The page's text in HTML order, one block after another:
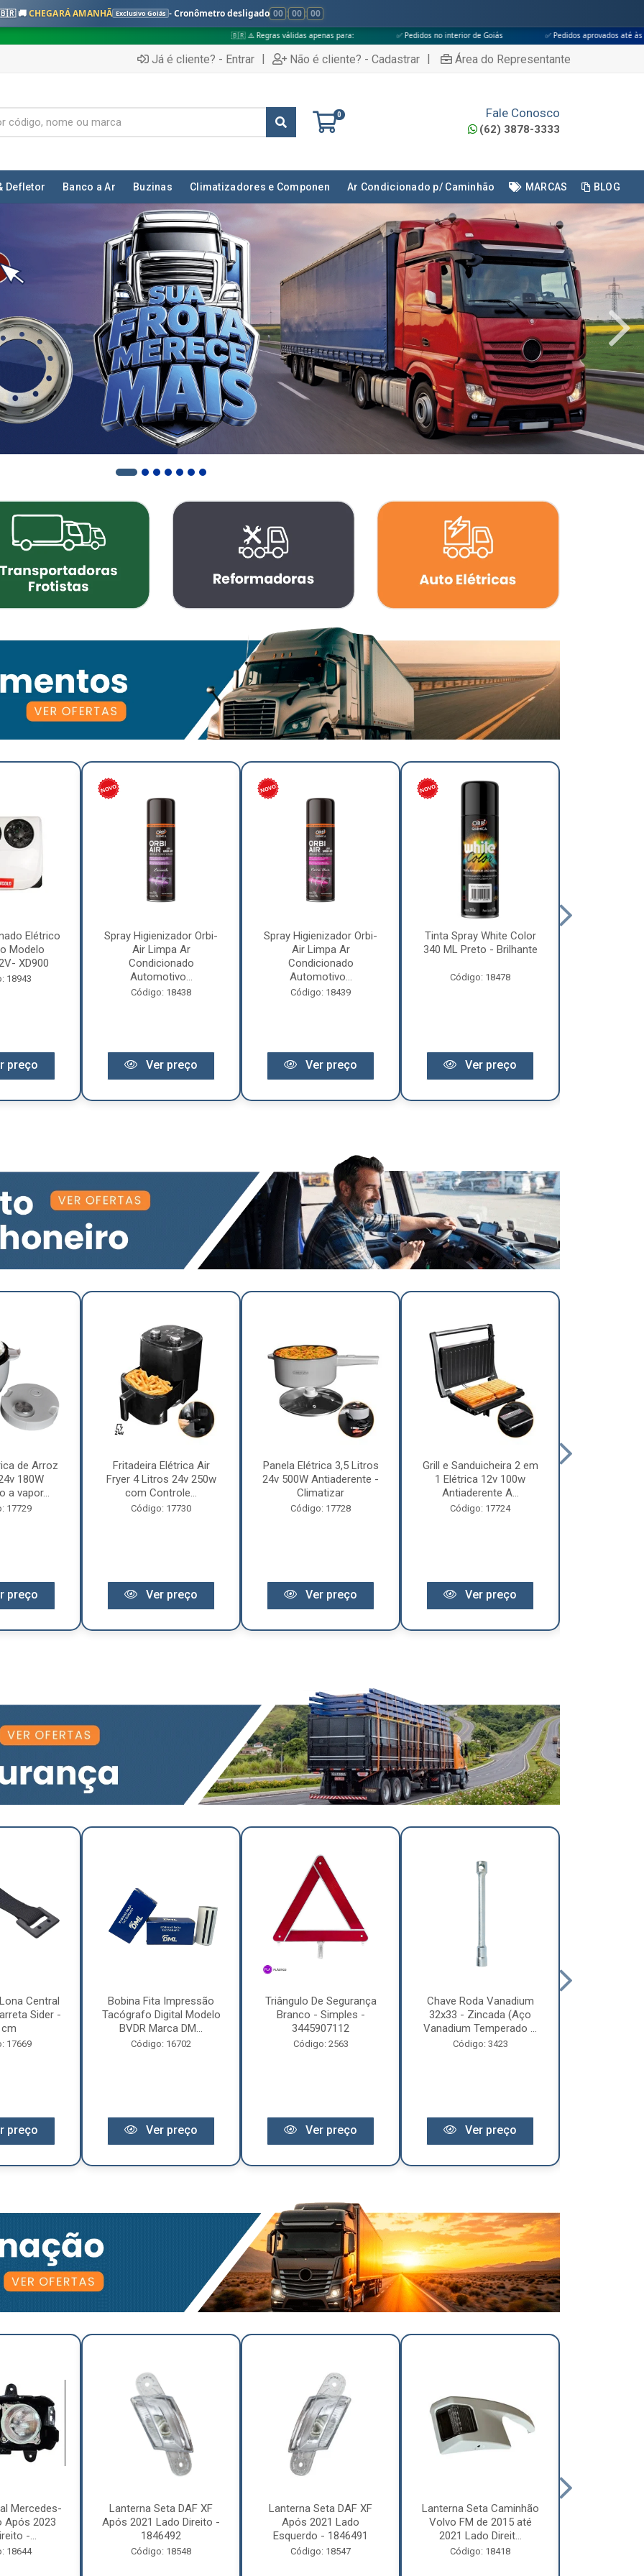
🚚CHEGARÁ AMANHÃ Exclusivo Goiás - Cronômetro desligado 00 : 00 : 00
🇧🇷 ⚠️ Regras válidas apenas para: ✅ Pedidos no interior de Goiás ✅ Pedidos aprovados até às 18h ✅ Apenas
Já é cliente? - Entrar | Não é cliente? - Cadastrar | Área do Representante
0 Fale Conosco
(62) 3878-3333
Defletor Banco a Ar Buzinas Climatizadores e Componen Ar Condicionado p/ Caminhão MARCAS BLOG
Elétrico
Modelo
XD900
18943
preço
Spray Higienizador Orbi-
Air Limpa Ar
Condicionado
Automotivo...
Código: 18438
Ver preço
Spray Higienizador Orbi-
Air Limpa Ar
Condicionado
Automotivo...
Código: 18439
Ver preço
Tinta Spray White Color
340 ML Preto - Brilhante
Código: 18478
Ver preço
de Arroz
180W
a vapor...
17729
preço
Fritadeira Elétrica Air
Fryer 4 Litros 24v 250w
com Controle...
Código: 17730
Ver preço
Panela Elétrica 3,5 Litros
24v 500W Antiaderente -
Climatizar
Código: 17728
Ver preço
Grill e Sanduicheira 2 em
1 Elétrica 12v 100w
Antiaderente A...
Código: 17724
Ver preço
Central
Sider -
17669
preço
Bobina Fita Impressão
Tacógrafo Digital Modelo
BVDR Marca DM...
Código: 16702
Ver preço
Triângulo De Segurança
Branco - Simples -
3445907112
Código: 2563
Ver preço
Chave Roda Vanadium
32x33 - Zincada (Aço
Vanadium Temperado ...
Código: 3423
Ver preço
Mercedes-
Após 2023
-...
18644
Lanterna Seta DAF XF
Após 2021 Lado Direito -
1846492
Código: 18548
Lanterna Seta DAF XF
Após 2021 Lado
Esquerdo - 1846491
Código: 18547
Lanterna Seta Caminhão
Volvo FM de 2015 até
2021 Lado Direit...
Código: 18418